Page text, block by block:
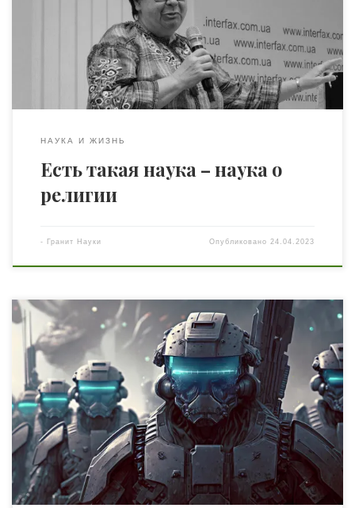
науки… Данную статью можно прочитать на
украинском языке Людмила Филиппович –
религиовед, доктор философских наук, ведущий
научный сотрудник Отдела религиоведения Института
философии имени Г. С. […]
НАУКА И ЖИЗНЬ
Есть такая наука – наука о
религии
- Гранит Науки Опубликовано 24.04.2023
Вашему вниманию перевод статьи Майка Райдера,
преподавателя по маркетингу Ланкастерского
университета (Великобритания), опубликованной на
The Conversation — «How governments are using science
fiction to predict potential threats». От
высокотехнологичных боевых машин до
суперкомпьютеров и роботов-убийц — научной
фантастике есть, что рассказать о войне. Вы, возможно,
удивитесь, узнав, что некоторые правительства […]